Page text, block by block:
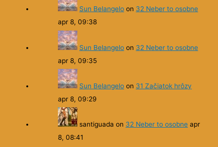
Sun Belangelo on 32 Neber to osobne
apr 8, 09:38
Sun Belangelo on 32 Neber to osobne
apr 8, 09:35
Sun Belangelo on 31 Začiatok hrôzy
apr 8, 09:29
santiguada on 32 Neber to osobne apr
8, 08:41